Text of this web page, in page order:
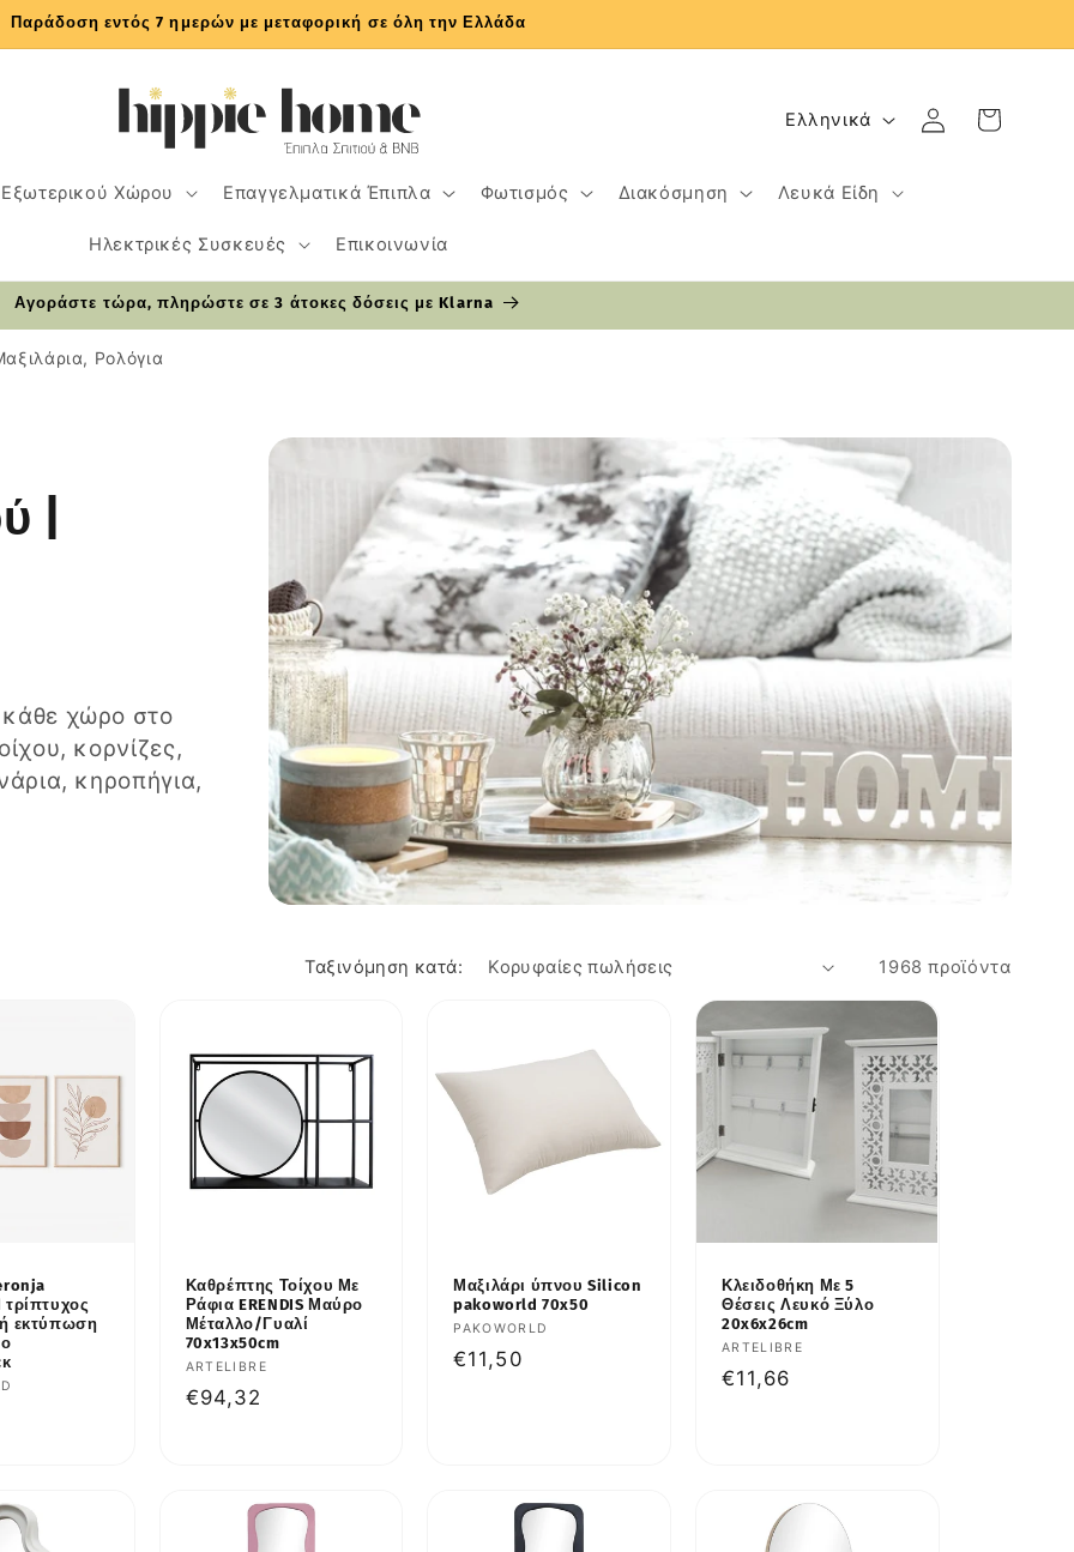
Παράδοση εντός 7 ημερών με μεταφορική σε όλη την Ελλάδα
Χώρου Επαγγελματικά Έπιπλα Φωτισμός Διακόσμηση Λευκά Είδη
Ηλεκτρικές Συσκευές Επικοινωνία
ώ
Ελληνικά Σύνδεση Καλάθι
Αγοράστε τώρα, πληρώστε σε 3 άτοκες δόσεις με Klarna
Ρολόγια
|
κάθε χώρο στο
κορνίζες,
κηροπήγια,
Ταξινόμηση κατά: 1968 προϊόντα
εκτύπωση
Καθρέπτης Τοίχου Με
Ράφια ERENDIS Μαύρο
Μέταλλο/Γυαλί
70x13x50cm
Προμηθευτής:
ARTELIBRE
Κανονική
€94,32
Μαξιλάρι ύπνου Silicon
pakoworld 70x50
Προμηθευτής:
PAKOWORLD
Κανονική
€11,50
Κλειδοθήκη Με 5
Θέσεις Λευκό Ξύλο
20x6x26cm
Προμηθευτής:
ARTELIBRE
Κανονική
€11,66